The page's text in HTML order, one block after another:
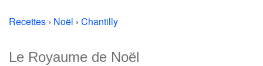
Recettes › Noël › Chantilly
Le Royaume de Noël